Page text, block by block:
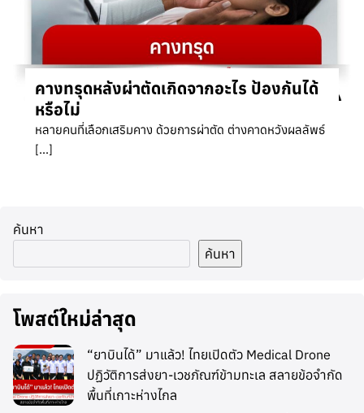
คางทรุดหลังผ่าตัดเกิดจากอะไร ป้องกันได้
หรือไม่
หลายคนที่เลือกเสริมคาง ด้วยการผ่าตัด ต่างคาดหวังผลลัพธ์
[…]
ค้นหา
ค้นหา
โพสต์ใหม่ล่าสุด
“ยาบินได้” มาแล้ว! ไทยเปิดตัว Medical Drone
ปฏิวัติการส่งยา-เวชภัณฑ์ข้ามทะเล สลายข้อจำกัด
พื้นที่เกาะห่างไกล